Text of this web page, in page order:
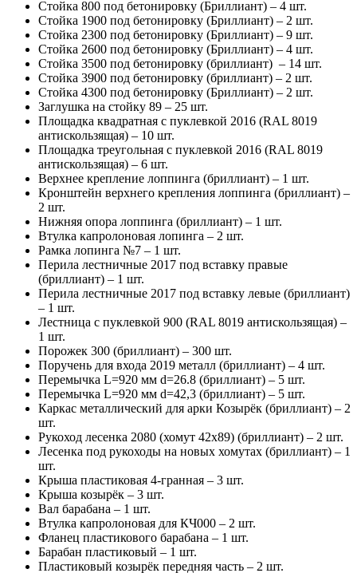
Стойка 800 под бетонировку (Бриллиант) – 4 шт.
Стойка 1900 под бетонировку (Бриллиант) – 2 шт.
Стойка 2300 под бетонировку (Бриллиант) – 9 шт.
Стойка 2600 под бетонировку (Бриллиант) – 4 шт.
Стойка 3500 под бетонировку (бриллиант) – 14 шт.
Стойка 3900 под бетонировку (бриллиант) – 2 шт.
Стойка 4300 под бетонировку (Бриллиант) – 2 шт.
Заглушка на стойку 89 – 25 шт.
Площадка квадратная с пуклевкой 2016 (RAL 8019
антискользящая) – 10 шт.
Площадка треугольная с пуклевкой 2016 (RAL 8019
антискользящая) – 6 шт.
Верхнее крепление лоппинга (бриллиант) – 1 шт.
Кронштейн верхнего крепления лоппинга (бриллиант) –
2 шт.
Нижняя опора лоппинга (бриллиант) – 1 шт.
Втулка капролоновая лопинга – 2 шт.
Рамка лопинга №7 – 1 шт.
Перила лестничные 2017 под вставку правые
(бриллиант) – 1 шт.
Перила лестничные 2017 под вставку левые (бриллиант)
– 1 шт.
Лестница с пуклевкой 900 (RAL 8019 антискользящая) –
1 шт.
Порожек 300 (бриллиант) – 300 шт.
Поручень для входа 2019 металл (бриллиант) – 4 шт.
Перемычка L=920 мм d=26.8 (бриллиант) – 5 шт.
Перемычка L=920 мм d=42,3 (бриллиант) – 5 шт.
Каркас металлический для арки Козырёк (бриллиант) – 2
шт.
Рукоход лесенка 2080 (хомут 42х89) (бриллиант) – 2 шт.
Лесенка под рукоходы на новых хомутах (бриллиант) – 1
шт.
Крыша пластиковая 4-гранная – 3 шт.
Крыша козырёк – 3 шт.
Вал барабана – 1 шт.
Втулка капролоновая для КЧ000 – 2 шт.
Фланец пластикового барабана – 1 шт.
Барабан пластиковый – 1 шт.
Пластиковый козырёк передняя часть – 2 шт.